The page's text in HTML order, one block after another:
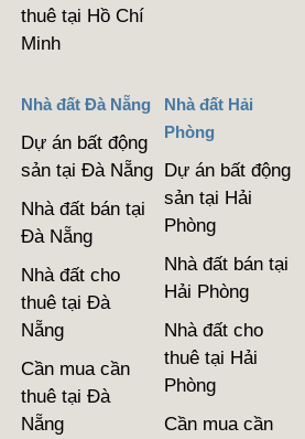
thuê tại Hồ Chí
Minh
Nhà đất Đà Nẵng
Dự án bất động
sản tại Đà Nẵng
Nhà đất bán tại
Đà Nẵng
Nhà đất cho
thuê tại Đà
Nẵng
Cần mua cần
thuê tại Đà
Nẵng
Nhà đất Hải
Phòng
Dự án bất động
sản tại Hải
Phòng
Nhà đất bán tại
Hải Phòng
Nhà đất cho
thuê tại Hải
Phòng
Cần mua cần